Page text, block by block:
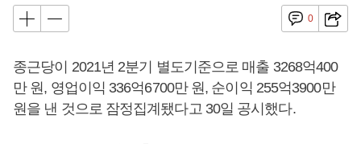
0
종근당이 2021년 2분기 별도기준으로 매출 3268억400
만 원, 영업이익 336억6700만 원, 순이익 255억3900만
원을 낸 것으로 잠정집계됐다고 30일 공시했다.